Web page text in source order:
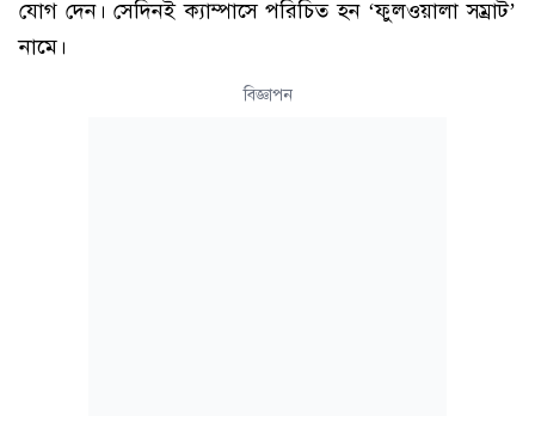
যোগ দেন। সেদিনই ক্যাম্পাসে পরিচিত হন ‘ফুলওয়ালা সম্রাট’
নামে।
বিজ্ঞাপন